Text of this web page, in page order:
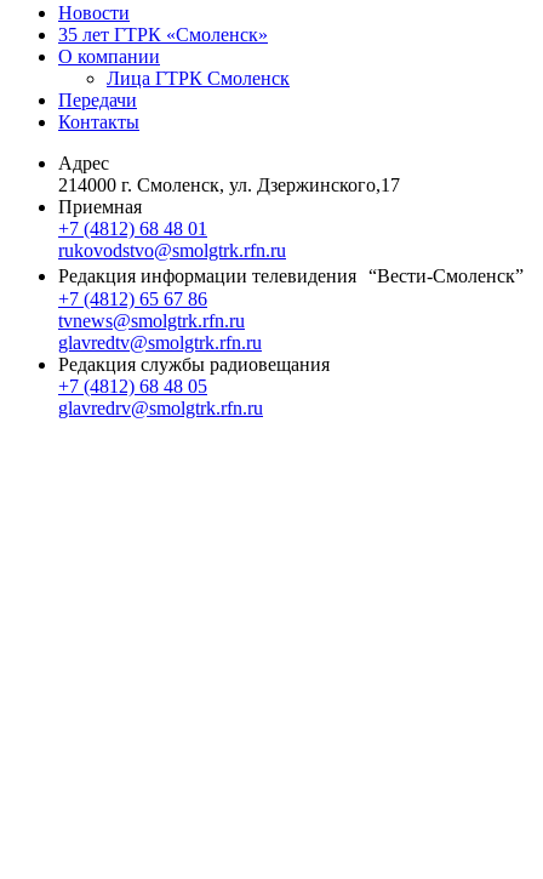
Новости
35 лет ГТРК «Смоленск»
О компании
Лица ГТРК Смоленск
Передачи
Контакты
Адрес
214000 г. Смоленск, ул. Дзержинского,17
Приемная
+7 (4812) 68 48 01
rukovodstvo@smolgtrk.rfn.ru
Редакция информации телевидения “Вести-Смоленск”
+7 (4812) 65 67 86
tvnews@smolgtrk.rfn.ru
glavredtv@smolgtrk.rfn.ru
Редакция службы радиовещания
+7 (4812) 68 48 05
glavredrv@smolgtrk.rfn.ru